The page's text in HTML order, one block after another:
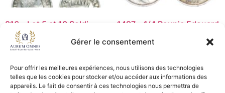
Gérer le consentement
Pour offrir les meilleures expériences, nous utilisons des technologies
telles que les cookies pour stocker et/ou accéder aux informations des
appareils. Le fait de consentir à ces technologies nous permettra de
816 – Lot 5 et 10 Soldi
1814 et 1812 M – TB+
25,00€
Lire la suite
1497 – 1/4 Roupie Edouard
15,00
Ajouter au panier